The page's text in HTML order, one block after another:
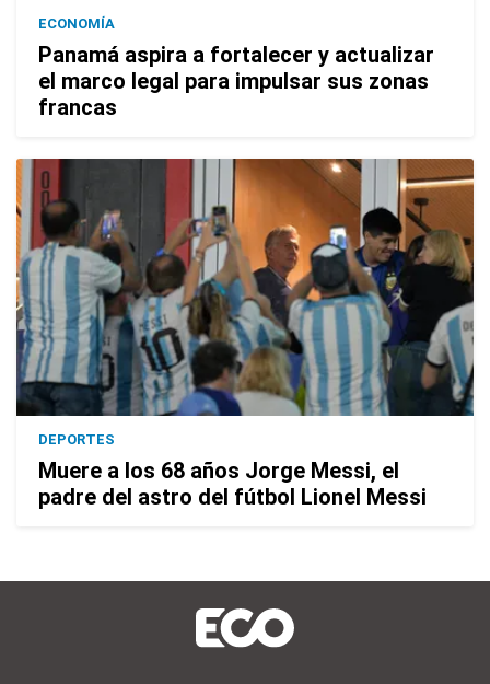
ECONOMÍA
Panamá aspira a fortalecer y actualizar
el marco legal para impulsar sus zonas
francas
DEPORTES
Muere a los 68 años Jorge Messi, el
padre del astro del fútbol Lionel Messi